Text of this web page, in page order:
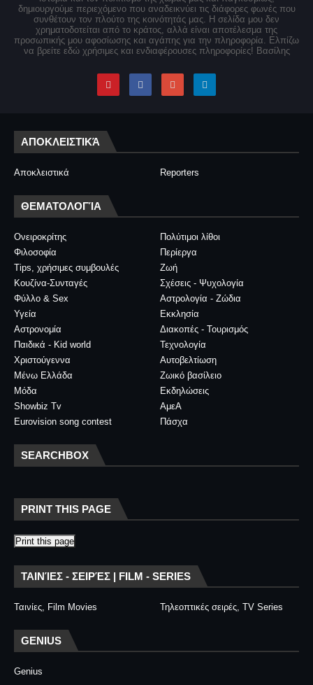
δημιουργούμε περιεχόμενο που αναδεικνύει τις διάφορες φωνές που
συνθέτουν τον πλούτο της κοινότητάς μας. Η σελίδα μου δεν
χρηματοδοτείται από το κράτος, αλλά είναι αποτέλεσμα της
προσωπικής μου αφοσίωσης και αγάπης για την πληροφορία. Ελπίζω
να βρείτε εδώ χρήσιμες και ενδιαφέρουσες πληροφορίες! Βασίλης
ΑΠΟΚΛΕΙΣΤΙΚΆ
Αποκλειστικά Reporters
ΘΕΜΑΤΟΛΟΓΊΑ
Ονειροκρίτης
Πολύτιμοι λίθοι
Φιλοσοφία
Περίεργα
Tips, χρήσιμες συμβουλές
Ζωή
Κουζίνα-Συνταγές
Σχέσεις - Ψυχολογία
Φύλλο & Sex
Αστρολογία - Ζώδια
Υγεία
Εκκλησία
Αστρονομία
Διακοπές - Τουρισμός
Παιδικά - Kid world
Τεχνολογία
Χριστούγεννα
Αυτοβελτίωση
Μένω Ελλάδα
Ζωικό βασίλειο
Μόδα
Εκδηλώσεις
Showbiz Tv
ΑμεΑ
Eurovision song contest
Πάσχα
SEARCHBOX
PRINT THIS PAGE
Print this page
ΤΑΙΝΊΕΣ - ΣΕΙΡΈΣ | FILM - SERIES
Ταινίες, Film Movies Τηλεοπτικές σειρές, TV Series
GENIUS
Genius